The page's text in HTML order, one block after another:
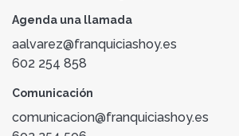
Agenda una llamada
aalvarez@franquiciashoy.es
602 254 858
Comunicación
comunicacion@franquiciashoy.es